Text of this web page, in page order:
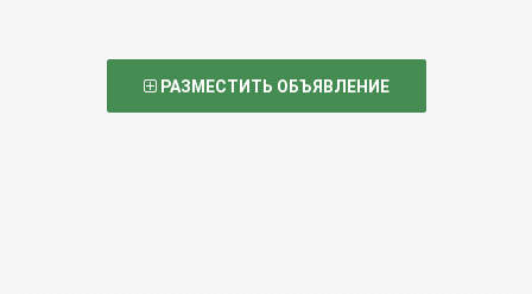
РАЗМЕСТИТЬ ОБЪЯВЛЕНИЕ